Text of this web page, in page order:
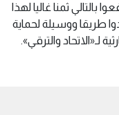
بالتالي ثمنا غاليا لهذا
طريقا ووسيلة لحماية
لـ«الاتحاد والترقي».